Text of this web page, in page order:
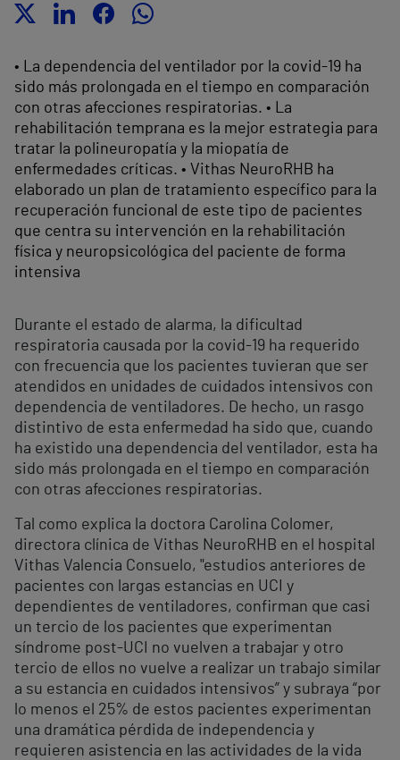
• La dependencia del ventilador por la covid-19 ha
sido más prolongada en el tiempo en comparación
con otras afecciones respiratorias. • La
rehabilitación temprana es la mejor estrategia para
tratar la polineuropatía y la miopatía de
enfermedades críticas. • Vithas NeuroRHB ha
elaborado un plan de tratamiento específico para la
recuperación funcional de este tipo de pacientes
que centra su intervención en la rehabilitación
física y neuropsicológica del paciente de forma
intensiva
Durante el estado de alarma, la dificultad
respiratoria causada por la covid-19 ha requerido
con frecuencia que los pacientes tuvieran que ser
atendidos en unidades de cuidados intensivos con
dependencia de ventiladores. De hecho, un rasgo
distintivo de esta enfermedad ha sido que, cuando
ha existido una dependencia del ventilador, esta ha
sido más prolongada en el tiempo en comparación
con otras afecciones respiratorias.
Tal como explica la doctora Carolina Colomer,
directora clínica de Vithas NeuroRHB en el hospital
Vithas Valencia Consuelo, "estudios anteriores de
pacientes con largas estancias en UCI y
dependientes de ventiladores, confirman que casi
un tercio de los pacientes que experimentan
síndrome post-UCI no vuelven a trabajar y otro
tercio de ellos no vuelve a realizar un trabajo similar
a su estancia en cuidados intensivos” y subraya “por
lo menos el 25% de estos pacientes experimentan
una dramática pérdida de independencia y
requieren asistencia en las actividades de la vida